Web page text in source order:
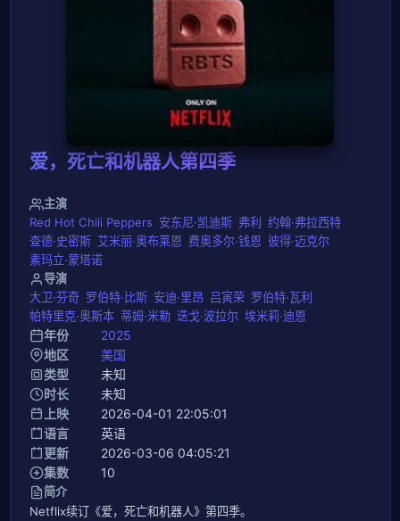
爱，死亡和机器人第四季
主演
Red Hot Chili Peppers 安东尼·凯迪斯 弗利
约翰·弗拉西特
查德·史密斯 艾米丽·奥布莱恩 费奥多尔·钱恩 彼得·迈克尔
素玛立·蒙塔诺
导演
大卫·芬奇 罗伯特·比斯 安迪·里昂 吕寅荣 罗伯特·瓦利
帕特里克·奥斯本 蒂姆·米勒 迭戈·波拉尔 埃米莉·迪恩
年份
2025
地区
美国
类型
未知
时长
未知
上映
2026-04-01 22:05:01
语言
英语
更新
2026-03-06 04:05:21
集数
10
简介
Netflix续订《爱，死亡和机器人》第四季。